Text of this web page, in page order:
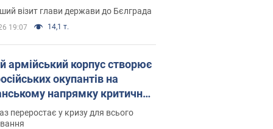
Це перший візит глави держави до Бєлграда
19:07 14,1 т.
армійський корпус створює
окупантів на
напрямку критичний
як це вдалося
переростає у кризу для всього